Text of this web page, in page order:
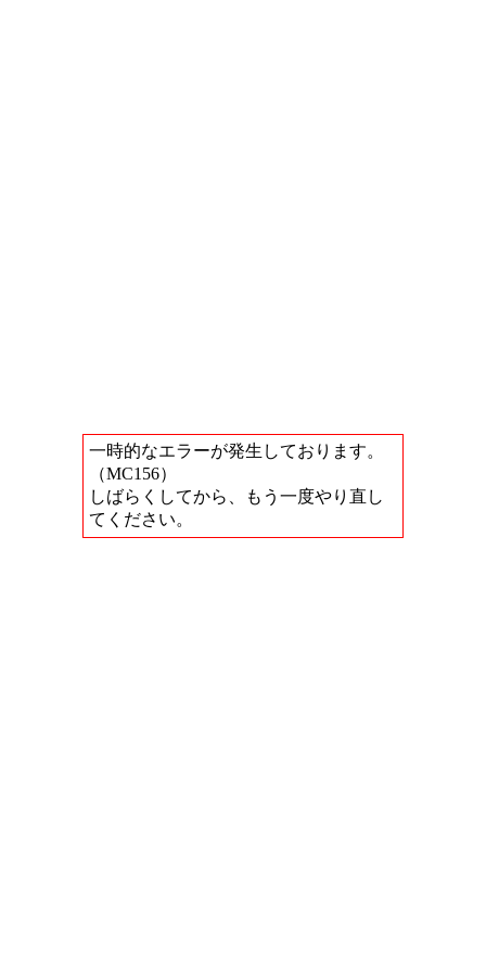
一時的なエラーが発生しております。
（MC156）
しばらくしてから、もう一度やり直し
てください。